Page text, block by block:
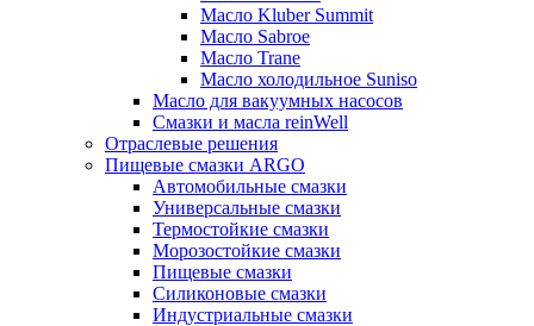
Масло Kluber Summit
Масло Sabroe
Масло Trane
Масло холодильное Suniso
Масло для вакуумных насосов
Смазки и масла reinWell
Отраслевые решения
Пищевые смазки ARGO
Автомобильные смазки
Универсальные смазки
Термостойкие смазки
Морозостойкие смазки
Пищевые смазки
Силиконовые смазки
Индустриальные смазки